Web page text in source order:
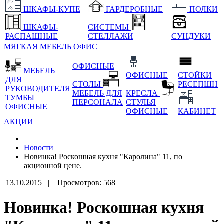
ШКАФЫ-КУПЕ
ШКАФЫ-
РАСПАШНЫЕ
ГАРДЕРОБНЫЕ
СИСТЕМЫ
СТЕЛЛАЖИ
ПОЛКИ
СУНДУКИ
МЯГКАЯ МЕБЕЛЬ ОФИС
МЕБЕЛЬ
ДЛЯ
РУКОВОДИТЕЛЯ
ТУМБЫ
ОФИСНЫЕ
ОФИСНЫЕ
СТОЛЫ
МЕБЕЛЬ ДЛЯ
ПЕРСОНАЛА
ОФИСНЫЕ
КРЕСЛА
СТУЛЬЯ
ОФИСНЫЕ
СТОЙКИ
РЕСЕПШН
КАБИНЕТ
АКЦИИ
Новости
Новинка! Роскошная кухня "Каролина" 11, по
акционной цене.
13.10.2015 |
Просмотров: 568
Новинка! Роскошная кухня